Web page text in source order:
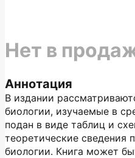
Аннотация
В издании
биологии, изучаемые в
подан в виде таблиц и
теоретические сведения
биологии. Книга может
Нет в